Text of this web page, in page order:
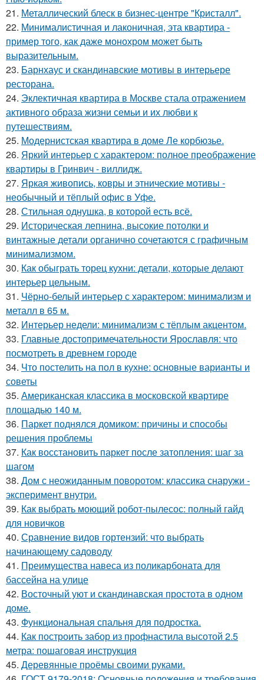
21. Металлический блеск в бизнес-центре "Кристалл".
22. Минималистичная и лаконичная, эта квартира -
пример того, как даже монохром может быть
выразительным.
23. Барнхаус и скандинавские мотивы в интерьере
ресторана.
24. Эклектичная квартира в Москве стала отражением
активного образа жизни семьи и их любви к
путешествиям.
25. Модернистская квартира в доме Ле корбюзье.
26. Яркий интерьер с характером: полное преображение
квартиры в Гринвич - виллидж.
27. Яркая живопись, ковры и этнические мотивы -
необычный и тёплый офис в Уфе.
28. Стильная однушка, в которой есть всё.
29. Историческая лепнина, высокие потолки и
винтажные детали органично сочетаются с графичным
минимализмом.
30. Как обыграть торец кухни: детали, которые делают
интерьер цельным.
31. Чёрно-белый интерьер с характером: минимализм и
металл в 65 м.
32. Интерьер недели: минимализм с тёплым акцентом.
33. Главные достопримечательности Ярославля: что
посмотреть в древнем городе
34. Что постелить на пол в кухне: основные варианты и
советы
35. Американская классика в московской квартире
площадью 140 м.
36. Паркет поднялся домиком: причины и способы
решения проблемы
37. Как восстановить паркет после затопления: шаг за
шагом
38. Дом с неожиданным поворотом: классика снаружи -
эксперимент внутри.
39. Как выбрать моющий робот-пылесос: полный гайд
для новичков
40. Сравнение видов гортензий: что выбрать
начинающему садоводу
41. Преимущества навеса из поликарбоната для
бассейна на улице
42. Восточный уют и скандинавская простота в одном
доме.
43. Функциональная спальня для подростка.
44. Как построить забор из профнастила высотой 2.5
метра: пошаговая инструкция
45. Деревянные проёмы своими руками.